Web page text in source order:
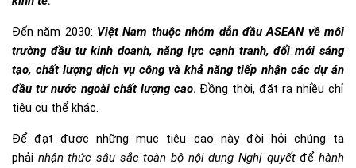
Đến năm 2030: Việt Nam thuộc nhóm dẫn đầu ASEAN về môi
trường đầu tư kinh doanh, năng lực cạnh tranh, đổi mới sáng
tạo, chất lượng dịch vụ công và khả năng tiếp nhận các dự án
đầu tư nước ngoài chất lượng cao. Đồng thời, đặt ra nhiều chỉ
tiêu cụ thể khác.
Để đạt được những mục tiêu cao này đòi hỏi chúng ta
phải nhận thức sâu sắc toàn bộ nội dung Nghị quyếtđểhành